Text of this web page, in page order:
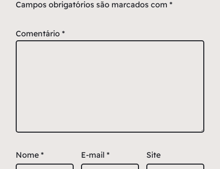
Campos obrigatórios são marcados com *
Comentário *
Nome * E-mail * Site